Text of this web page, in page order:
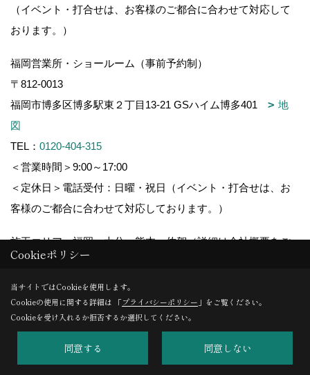
（イベント・打合せは、お客様のご都合に合わせて対応して
おります。）
福岡営業所・ショールーム（事前予約制）
〒812-0013
福岡市博多区博多駅東２丁目13-21 GSハイム博多401
地
図
TEL： 0120-404-315
＜営業時間＞9:00～17:00
＜定休日＞電話受付：日曜・祝日（イベント・打合せは、お
客様のご都合に合わせて対応しております。）
施工エリア：福岡・大分・熊本・佐賀（詳細は会社概要をご
覧ください）
ゴデスクリエイト
Cookieポリシー
当サイトではCookieを使用します。
Cookieの使用に関する詳細は 「プライバシーポリシー 」をご覧ください。
Cookieを受け入れるか拒否するか選択してください。
同意する 同意しない